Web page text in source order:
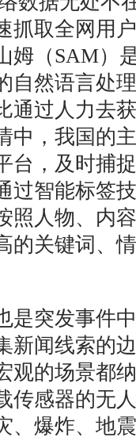
抓取全网用
姆（SAM）
自然语言处
通过人力去
中，我国的
台，及时捕
过智能标签
照人物、内
的关键词、
突发事件中
新闻线索的
观的场景都
传感器的无
、爆炸、地